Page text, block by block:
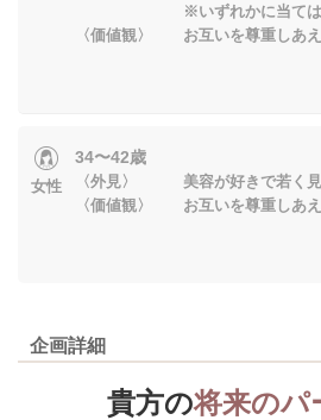
※いずれかに当ては
〈価値観〉 お互いを尊重しあ
女性
34〜42歳
〈外見〉 美容が好きで若く見
〈価値観〉 お互いを尊重しあ
企画詳細
貴方の将来のパ